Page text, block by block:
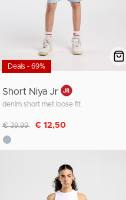
Deals - 69%
Short Niya Jr
denim short met loose fit
Afgeprijsd van
€ 39,99 naar
€ 12,50